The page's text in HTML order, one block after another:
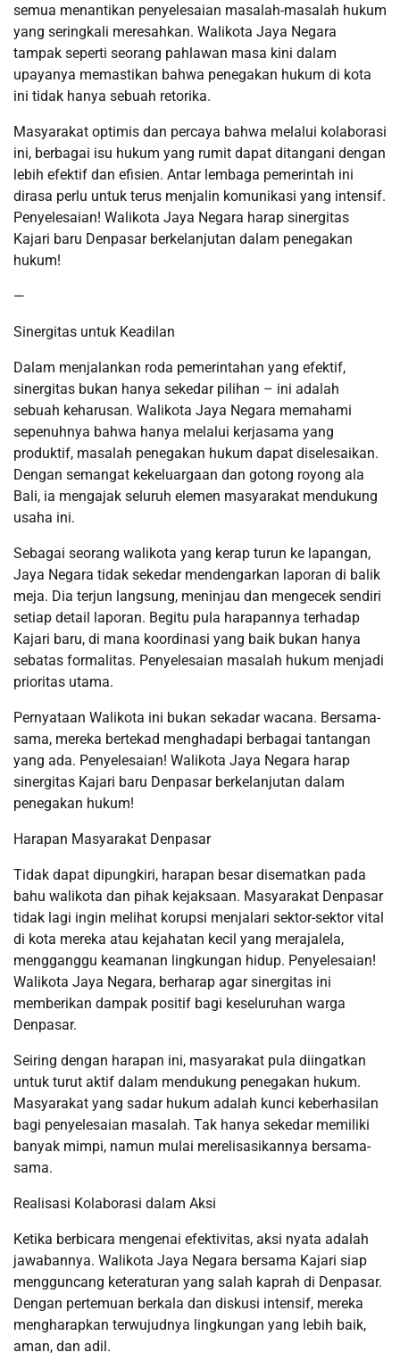
semua menantikan penyelesaian masalah-masalah hukum
yang seringkali meresahkan. Walikota Jaya Negara
tampak seperti seorang pahlawan masa kini dalam
upayanya memastikan bahwa penegakan hukum di kota
ini tidak hanya sebuah retorika.
Masyarakat optimis dan percaya bahwa melalui kolaborasi
ini, berbagai isu hukum yang rumit dapat ditangani dengan
lebih efektif dan efisien. Antar lembaga pemerintah ini
dirasa perlu untuk terus menjalin komunikasi yang intensif.
Penyelesaian! Walikota Jaya Negara harap sinergitas
Kajari baru Denpasar berkelanjutan dalam penegakan
hukum!
—
Sinergitas untuk Keadilan
Dalam menjalankan roda pemerintahan yang efektif,
sinergitas bukan hanya sekedar pilihan – ini adalah
sebuah keharusan. Walikota Jaya Negara memahami
sepenuhnya bahwa hanya melalui kerjasama yang
produktif, masalah penegakan hukum dapat diselesaikan.
Dengan semangat kekeluargaan dan gotong royong ala
Bali, ia mengajak seluruh elemen masyarakat mendukung
usaha ini.
Sebagai seorang walikota yang kerap turun ke lapangan,
Jaya Negara tidak sekedar mendengarkan laporan di balik
meja. Dia terjun langsung, meninjau dan mengecek sendiri
setiap detail laporan. Begitu pula harapannya terhadap
Kajari baru, di mana koordinasi yang baik bukan hanya
sebatas formalitas. Penyelesaian masalah hukum menjadi
prioritas utama.
Pernyataan Walikota ini bukan sekadar wacana. Bersama-
sama, mereka bertekad menghadapi berbagai tantangan
yang ada. Penyelesaian! Walikota Jaya Negara harap
sinergitas Kajari baru Denpasar berkelanjutan dalam
penegakan hukum!
Harapan Masyarakat Denpasar
Tidak dapat dipungkiri, harapan besar disematkan pada
bahu walikota dan pihak kejaksaan. Masyarakat Denpasar
tidak lagi ingin melihat korupsi menjalari sektor-sektor vital
di kota mereka atau kejahatan kecil yang merajalela,
mengganggu keamanan lingkungan hidup. Penyelesaian!
Walikota Jaya Negara, berharap agar sinergitas ini
memberikan dampak positif bagi keseluruhan warga
Denpasar.
Seiring dengan harapan ini, masyarakat pula diingatkan
untuk turut aktif dalam mendukung penegakan hukum.
Masyarakat yang sadar hukum adalah kunci keberhasilan
bagi penyelesaian masalah. Tak hanya sekedar memiliki
banyak mimpi, namun mulai merelisasikannya bersama-
sama.
Realisasi Kolaborasi dalam Aksi
Ketika berbicara mengenai efektivitas, aksi nyata adalah
jawabannya. Walikota Jaya Negara bersama Kajari siap
mengguncang keteraturan yang salah kaprah di Denpasar.
Dengan pertemuan berkala dan diskusi intensif, mereka
mengharapkan terwujudnya lingkungan yang lebih baik,
aman, dan adil.